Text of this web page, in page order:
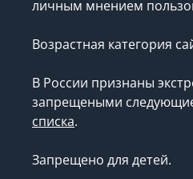
личным мнением
Возрастная категория
В России признаны
запрещеными
списка.
Запрещено для детей.